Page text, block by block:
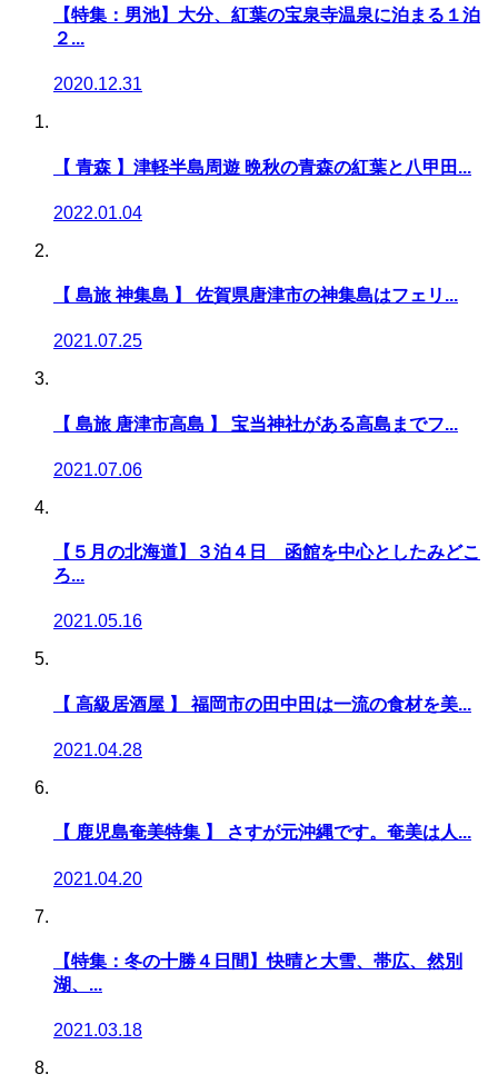
【特集：男池】大分、紅葉の宝泉寺温泉に泊まる１泊
２...
2020.12.31
【 青森 】津軽半島周遊 晩秋の青森の紅葉と八甲田...
2022.01.04
【 島旅 神集島 】 佐賀県唐津市の神集島はフェリ...
2021.07.25
【 島旅 唐津市高島 】 宝当神社がある高島までフ...
2021.07.06
【５月の北海道】３泊４日 函館を中心としたみどこ
ろ...
2021.05.16
【 高級居酒屋 】 福岡市の田中田は一流の食材を美...
2021.04.28
【 鹿児島奄美特集 】 さすが元沖縄です。奄美は人...
2021.04.20
【特集：冬の十勝４日間】快晴と大雪、帯広、然別
湖、...
2021.03.18